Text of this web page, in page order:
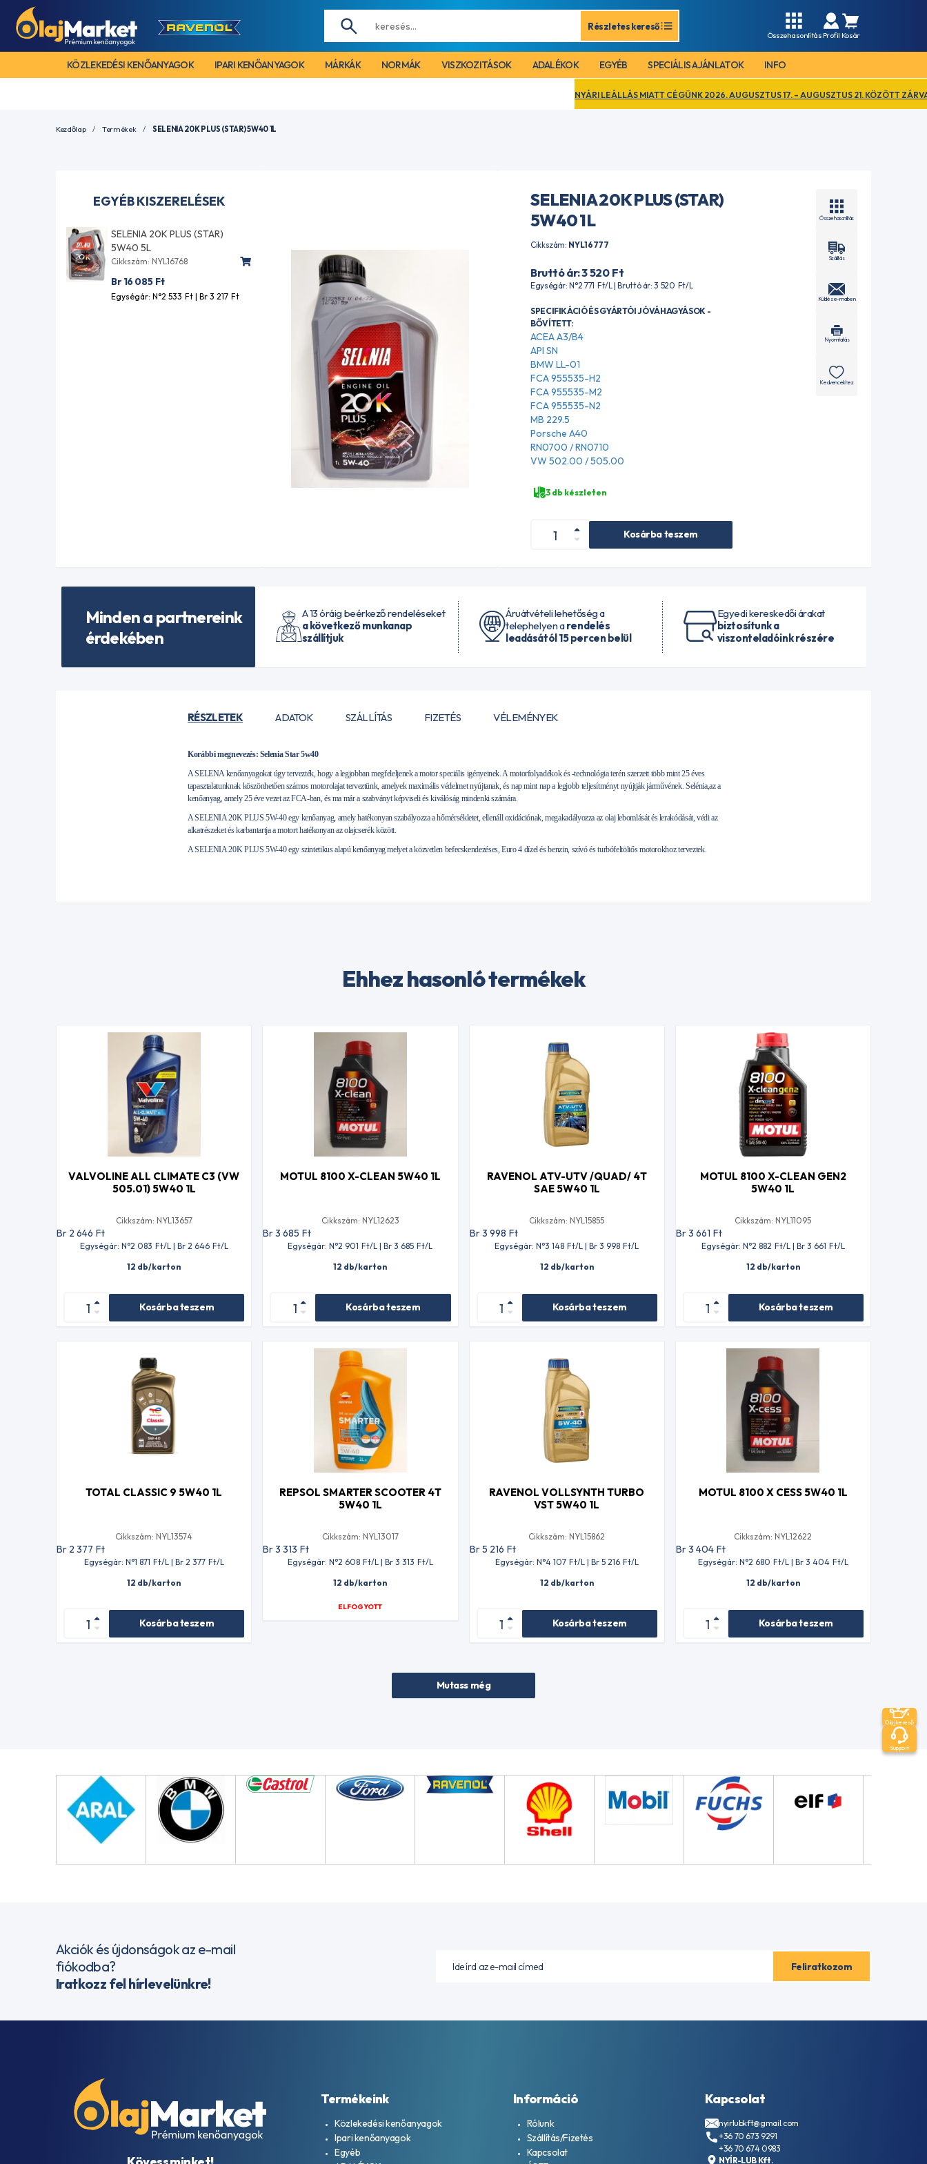
Részletes kereső
Összehasonlítás Profil Kosár
KÖZLEKEDÉSI KENŐANYAGOK IPARI KENŐANYAGOK MÁRKÁK NORMÁK VISZKOZITÁSOK ADALÉKOK EGYÉB SPECIÁLIS AJÁNLATOK INFO
NYÁRI LEÁLLÁS MIATT CÉGÜNK 2026. AUGUSZTUS 17. – AUGUSZTUS 21. KÖZÖTT ZÁRVA TART. EZ
Kezdőlap Termékek SELENIA 20K PLUS (STAR) 5W40 1L
EGYÉB KISZERELÉSEK
SELENIA 20K PLUS (STAR)
5W40 5L
Cikkszám: NYL16768
Br 16 085 Ft
Egységár: N°2 533 Ft | Br 3 217 Ft
SELENIA 20K PLUS (STAR)
5W40 1L
Cikkszám: NYL16777
Bruttó ár: 3 520 Ft
Egységár: N°2 771 Ft/L | Bruttó ár: 3 520 Ft/L
SPECIFIKÁCIÓ ÉS GYÁRTÓI JÓVÁHAGYÁSOK -
BŐVÍTETT:
ACEA A3/B4
API SN
BMW LL-01
FCA 955535-H2
FCA 955535-M2
FCA 955535-N2
MB 229.5
Porsche A40
RN0700 / RN0710
VW 502.00 / 505.00
3 db készleten
Kosárba teszem
Összehasonlítás
Szállítás
Küldés e-mailben
Nyomtatás
Kedvencekhez
Minden a partnereink
érdekében
A 13 óráig beérkező rendeléseket
a következő munkanap
szállítjuk
Áruátvételi lehetőség a
telephelyen arendelés
leadásától 15 percen belül
Egyedi kereskedői árakat
biztosítunk a
viszonteladóink részére
RÉSZLETEK ADATOK SZÁLLÍTÁS FIZETÉS VÉLEMÉNYEK
Korábbi megnevezés: Selenia Star 5w40
A SELENA kenőanyagokat úgy tervezték, hogy a legjobban megfeleljenek a motor speciális igényeinek. A motorfolyadékok és -technológia terén szerzett több mint 25 éves
tapasztalatunknak köszönhetően számos motorolajat terveztünk, amelyek maximális védelmet nyújtanak, és nap mint nap a legjobb teljesítményt nyújtják járművének. Selénia,az a
kenőanyag, amely 25 éve vezet az FCA-ban, és ma már a szabványt képviseli és kiválóság mindenki számára.
A SELENIA 20K PLUS 5W-40 egy kenőanyag, amely hatékonyan szabályozza a hőmérsékletet, ellenáll oxidációnak, megakadályozza az olaj lebomlását és lerakódását, védi az
alkatrészeket és karbantartja a motort hatékonyan az olajcserék között.
A SELENIA 20K PLUS 5W-40 egy szintetikus alapú kenőanyag melyet a közvetlen befecskendezéses, Euro 4 dízel és benzin, szívó és turbófeltöltős motorokhoz terveztek.
Ehhez hasonló termékek
VALVOLINE ALL CLIMATE C3 (VW
505.01) 5W40 1L
Cikkszám: NYL13657
Br 2 646 Ft
Egységár: N°2 083 Ft/L | Br 2 646 Ft/L
12 db/karton
Kosárba teszem
MOTUL 8100 X-CLEAN 5W40 1L
Cikkszám: NYL12623
Br 3 685 Ft
Egységár: N°2 901 Ft/L | Br 3 685 Ft/L
12 db/karton
Kosárba teszem
RAVENOL ATV-UTV /QUAD/ 4T
SAE 5W40 1L
Cikkszám: NYL15855
Br 3 998 Ft
Egységár: N°3 148 Ft/L | Br 3 998 Ft/L
12 db/karton
Kosárba teszem
MOTUL 8100 X-CLEAN GEN2
5W40 1L
Cikkszám: NYL11095
Br 3 661 Ft
Egységár: N°2 882 Ft/L | Br 3 661 Ft/L
12 db/karton
Kosárba teszem
TOTAL CLASSIC 9 5W40 1L
Cikkszám: NYL13574
Br 2 377 Ft
Egységár: N°1 871 Ft/L | Br 2 377 Ft/L
12 db/karton
Kosárba teszem
REPSOL SMARTER SCOOTER 4T
5W40 1L
Cikkszám: NYL13017
Br 3 313 Ft
Egységár: N°2 608 Ft/L | Br 3 313 Ft/L
12 db/karton
ELFOGYOTT
RAVENOL VOLLSYNTH TURBO
VST 5W40 1L
Cikkszám: NYL15862
Br 5 216 Ft
Egységár: N°4 107 Ft/L | Br 5 216 Ft/L
12 db/karton
Kosárba teszem
MOTUL 8100 X CESS 5W40 1L
Cikkszám: NYL12622
Br 3 404 Ft
Egységár: N°2 680 Ft/L | Br 3 404 Ft/L
12 db/karton
Kosárba teszem
Mutass még
Akciók és újdonságok az e-mail
fiókodba?
Iratkozz fel hírlevelünkre!
Termékeink
Közlekedési kenőanyagok
Ipari kenőanyagok
Egyéb
Információ
Rólunk
Szállítás/Fizetés
Kapcsolat
Kapcsolat
nyirlubkft@gmail.com
+36 70 673 9291
+36 70 674 0983
NYÍR-LUB Kft.
Olajkereső
Support